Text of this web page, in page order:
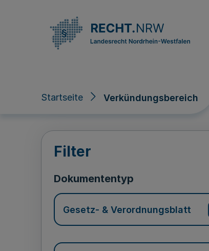
Startseite Verkündungsbereich
Filter
Dokumententyp
Gesetz- & Verordnungsblatt